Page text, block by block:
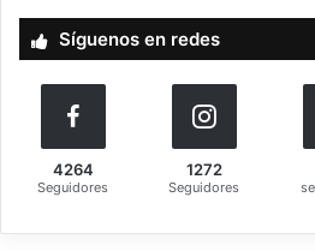
Síguenos en redes
4264
Seguidores
1272
Seguidores